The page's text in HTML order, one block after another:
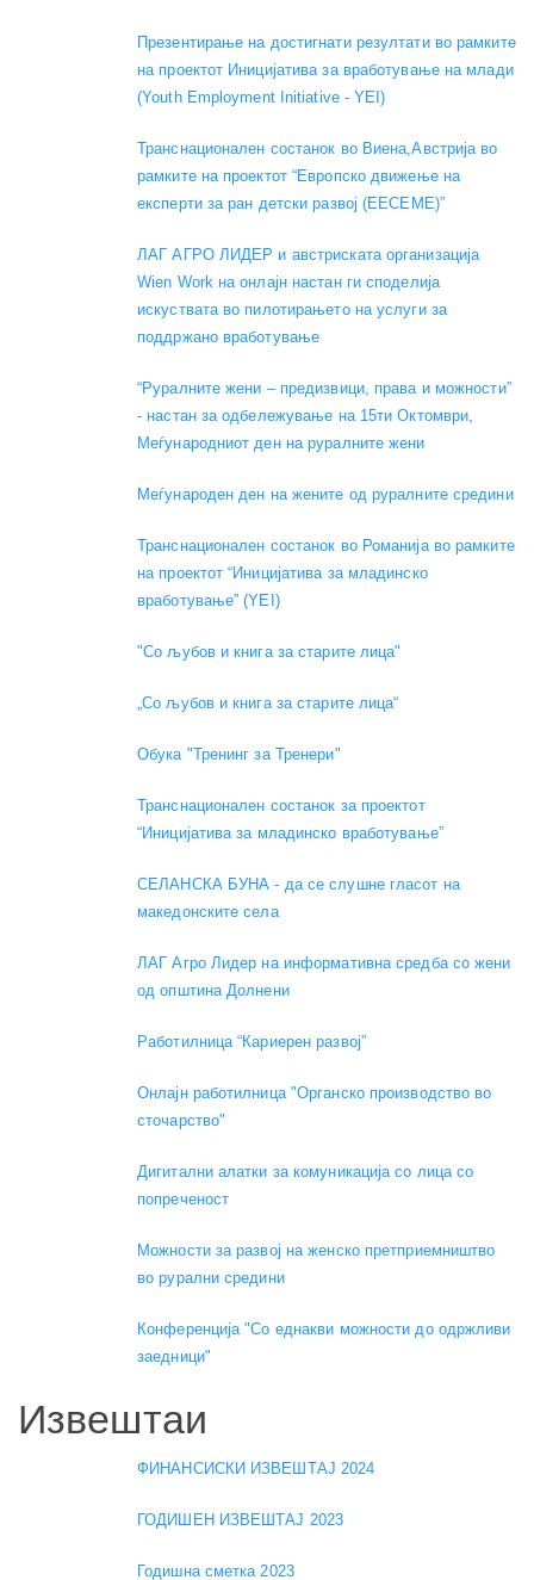
Презентирање на достигнати резултати во рамките
на проектот Иницијатива за вработување на млади
(Youth Employment Initiative - YEI)
Транснационален состанок во Виена,Австрија во
рамките на проектот “Европско движење на
експерти за ран детски развој (EECEME)”
ЛАГ АГРО ЛИДЕР и австриската организација
Wien Work на онлајн настан ги споделија
искуствата во пилотирањето на услуги за
поддржано вработување
“Руралните жени – предизвици, права и можности”
- настан за одбележување на 15ти Октомври,
Меѓународниот ден на руралните жени
Меѓународен ден на жените од руралните средини
Транснационален состанок во Романија во рамките
на проектот “Иницијатива за младинско
вработување” (YEI)
"Со љубов и книга за старите лица"
„Со љубов и книга за старите лица“
Обука "Тренинг за Тренери"
Транснационален состанок за проектот
“Иницијатива за младинско вработување”
СЕЛАНСКА БУНА - да се слушне гласот на
македонските села
ЛАГ Агро Лидер на информативна средба со жени
од општина Долнени
Работилница “Кариерен развој”
Онлајн работилница "Органско производство во
сточарство"
Дигитални алатки за комуникација со лица со
попреченост
Можности за развој на женско претприемништво
во рурални средини
Конференција "Со еднакви можности до одржливи
заедници"
Извештаи
ФИНАНСИСКИ ИЗВЕШТАЈ 2024
ГОДИШЕН ИЗВЕШТАЈ 2023
Годишна сметка 2023